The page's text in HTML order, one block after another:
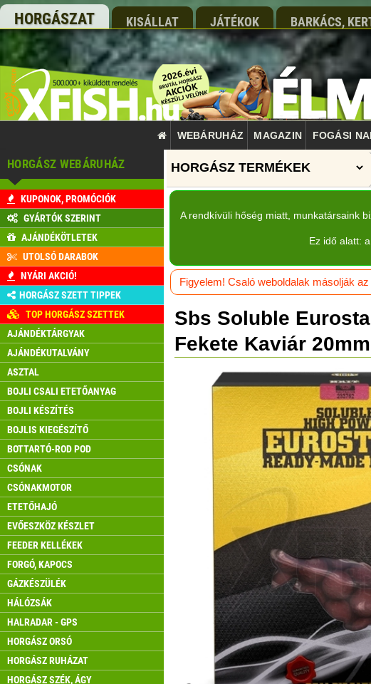
HORGÁSZAT KISÁLLAT JÁTÉKOK BARKÁCS,
WEBÁRUHÁZ MAGAZIN FOGÁSI
HORGÁSZ WEBÁRUHÁZ
KUPONOK, PROMÓCIÓK
GYÁRTÓK SZERINT
AJÁNDÉKÖTLETEK
UTOLSÓ DARABOK
NYÁRI AKCIÓ!
HORGÁSZ SZETT TIPPEK
TOP HORGÁSZ SZETTEK
AJÁNDÉKTÁRGYAK
AJÁNDÉKUTALVÁNY
ASZTAL
BOJLI CSALI ETETŐANYAG
BOJLI KÉSZÍTÉS
BOJLIS KIEGÉSZÍTŐ
BOTTARTÓ-ROD POD
CSÓNAK
CSÓNAKMOTOR
ETETŐHAJÓ
EVŐESZKÖZ KÉSZLET
FEEDER KELLÉKEK
FORGÓ, KAPOCS
GÁZKÉSZÜLÉK
HÁLÓZSÁK
HALRADAR - GPS
HORGÁSZ ORSÓ
HORGÁSZ RUHÁZAT
HORGÁSZ SZÉK, ÁGY
A rendkívüli hőség miatt, munkatársaink
Ez idő alatt:
Figyelem! Csaló weboldalak másolják
Sbs Soluble
Fekete Kaviár